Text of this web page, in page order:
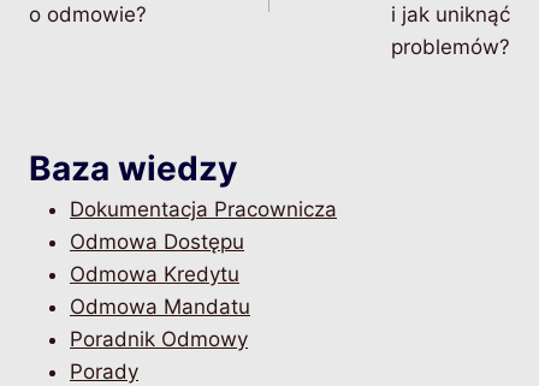
o odmowie?
i jak uniknąć
problemów?
Baza wiedzy
Dokumentacja Pracownicza
Odmowa Dostępu
Odmowa Kredytu
Odmowa Mandatu
Poradnik Odmowy
Porady